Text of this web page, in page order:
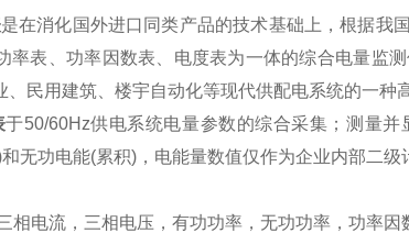
是在消化国外进口同类产品的技术基础上，根据我
率表、功率因数表、电度表为一体的综合电量监
、民用建筑、楼宇自动化等现代供配电系统的一种
于50/60Hz供电系统电量参数的综合采集；测量
无功电能(累积)，电能量数值仅作为企业内部二
相电流，三相电压，有功功率，无功功率，功率